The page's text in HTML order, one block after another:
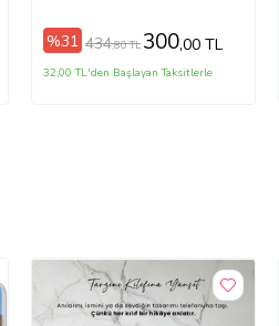
%31 434,80 TL 300,00 TL
32,00 TL'den Başlayan Taksitlerle